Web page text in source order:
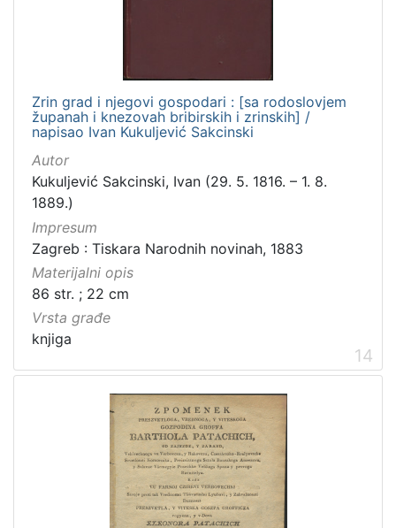
Zrin grad i njegovi gospodari : [sa rodoslovjem
županah i knezovah bribirskih i zrinskih] /
napisao Ivan Kukuljević Sakcinski
Autor
Kukuljević Sakcinski, Ivan (29. 5. 1816. – 1. 8.
1889.)
Impresum
Zagreb : Tiskara Narodnih novinah, 1883
Materijalni opis
86 str. ; 22 cm
Vrsta građe
knjiga
14